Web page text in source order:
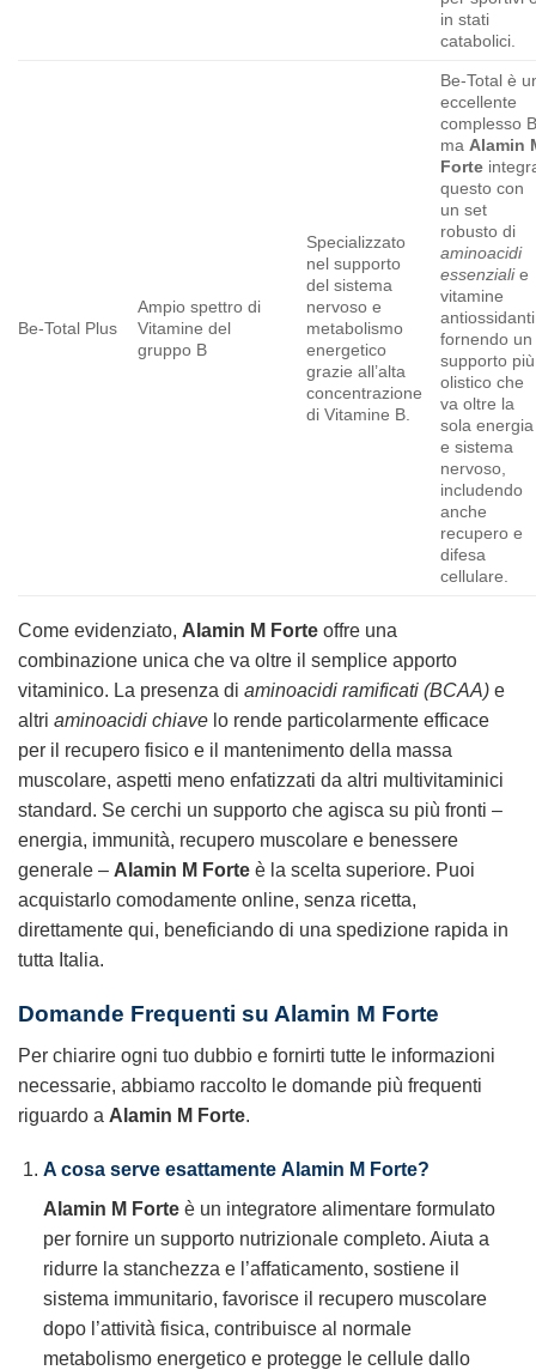
in stati
catabolici.
Be-Total Plus
Ampio spettro di
Vitamine del
gruppo B
Specializzato
nel supporto
del sistema
nervoso e
metabolismo
energetico
grazie all’alta
concentrazione
di Vitamine B.
Be-Total è
eccellente
complesso
maAlamin
Forte
questo con
un set
robusto di
aminoacidi
essenzialie
vitamine
fornendo un
supporto più
olistico che
va oltre la
sola energia
e sistema
nervoso,
includendo
anche
recupero e
difesa
cellulare.
Come evidenziato, Alamin M Forte offre una
combinazione unica che va oltre il semplice apporto
vitaminico. La presenza di aminoacidi ramificati (BCAA) e
altri aminoacidi chiave lo rende particolarmente efficace
per il recupero fisico e il mantenimento della massa
muscolare, aspetti meno enfatizzati da altri multivitaminici
standard. Se cerchi un supporto che agisca su più fronti –
energia, immunità, recupero muscolare e benessere
generale – Alamin M Forte è la scelta superiore. Puoi
acquistarlo comodamente online, senza ricetta,
direttamente qui, beneficiando di una spedizione rapida in
tutta Italia.
Domande Frequenti su Alamin M Forte
Per chiarire ogni tuo dubbio e fornirti tutte le informazioni
necessarie, abbiamo raccolto le domande più frequenti
riguardo a Alamin M Forte.
A cosa serve esattamente Alamin M Forte?
Alamin M Forteè un integratore alimentare formulato
per fornire un supporto nutrizionale completo. Aiuta a
ridurre la stanchezza e l’affaticamento, sostiene il
sistema immunitario, favorisce il recupero muscolare
dopo l’attività fisica, contribuisce al normale
metabolismo energetico e protegge le cellule dallo